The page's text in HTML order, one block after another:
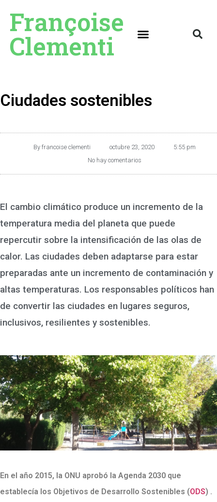
Françoise
Clementi
Ciudades sostenibles
Byfrancoise clementi octubre 23, 2020
5:55 pm
No hay comentarios
El cambio climático produce un incremento de la
temperatura media del planeta que puede
repercutir sobre la intensificación de las olas de
calor. Las ciudades deben adaptarse para estar
preparadas ante un incremento de contaminación y
altas temperaturas. Los responsables políticos han
de convertir las ciudades en lugares seguros,
inclusivos, resilientes y sostenibles.
En el año 2015, la ONU aprobó la Agenda 2030 que
establecía los Objetivos de Desarrollo Sostenibles (ODS) .